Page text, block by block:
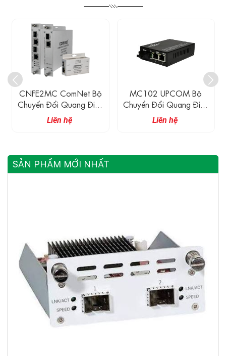
CNFE2MC ComNet Bộ
Chuyển Đổi Quang Điện
2 Kênh 10/100 Mbps
Ethernet
Liên hệ
MC102 UPCOM Bộ
Chuyển Đổi Quang Điện
Sang Ethernet 2 Cổng
10/100M
Liên hệ
SẢN PHẨM MỚI NHẤT